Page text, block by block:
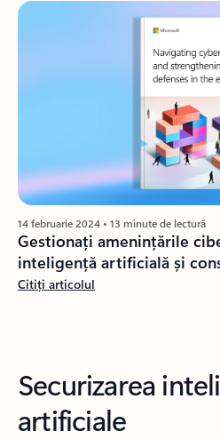
14 februarie 2024 • 13 minute de lectură
Gestionați amenințările
inteligență artificială și
Citiți articolul
Securizarea
artificiale